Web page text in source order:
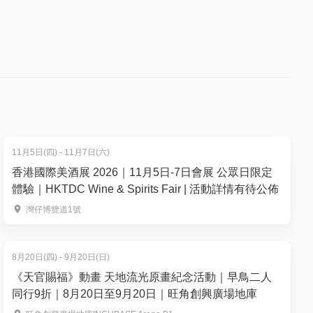
全球
的需
賽道
嘉許
為參
地旅
11月5日(四) - 11月7日(六)
香港國際美酒展 2026｜11月5日-7日會展 公眾日限定
體驗｜HKTDC Wine & Spirits Fair | 活動詳情有待公佈
灣仔博覽道1號
8月20日(四) - 9月20日(日)
《天官賜福》動畫 天地流光原畫紀念活動｜早鳥二人
同行9折｜8月20日至9月20日｜旺角創興廣場地庫